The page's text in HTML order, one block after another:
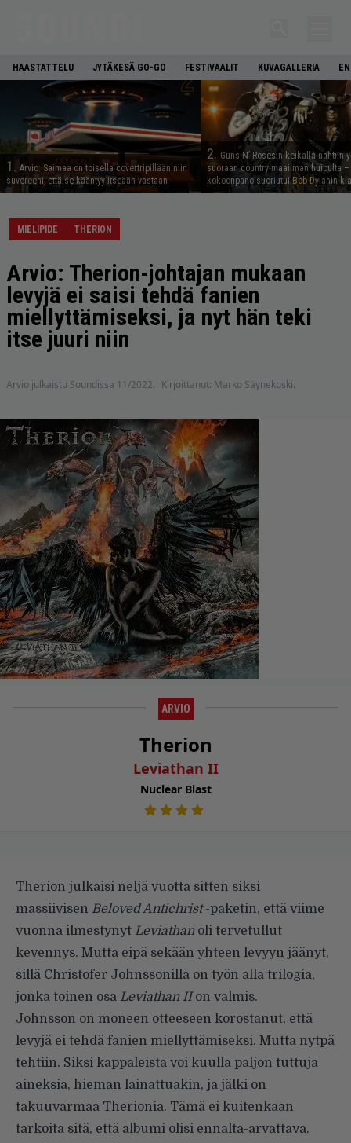
HAASTATTELU JYTÄKESÄ GO-GO FESTIVAALIT KUVAGALLERIA
1. Arvio: Saimaa on toisella covertripillään niin
suvereeni, että se kääntyy itseään vastaan
2. Guns N’ Rosesin keikalla nähtiin
suoraan country-maailman huipulta
kokoonpano suoriutui Bob Dylanin
MIELIPIDE THERION
Arvio: Therion-johtajan mukaan
levyjä ei saisi tehdä fanien
miellyttämiseksi, ja nyt hän teki
itse juuri niin
Arvio julkaistu Soundissa 11/2022. Kirjoittanut: Marko Säynekoski.
ARVIO
Therion
Leviathan II
Nuclear Blast
Therion julkaisi neljä vuotta sitten siksi
massiivisen Beloved Antichrist-paketin, että viime
vuonna ilmestynyt Leviathanoli tervetullut
kevennys. Mutta eipä sekään yhteen levyyn jäänyt,
sillä Christofer Johnssonilla on työn alla trilogia,
jonka toinen osa Leviathan IIon valmis.
Johnsson on moneen otteeseen korostanut, että
levyjä ei tehdä fanien miellyttämiseksi. Mutta nytpä
tehtiin. Siksi kappaleista voi kuulla paljon tuttuja
aineksia, hieman lainattuakin, ja jälki on
takuuvarmaa Therionia. Tämä ei kuitenkaan
tarkoita sitä, että albumi olisi ennalta-arvattava.